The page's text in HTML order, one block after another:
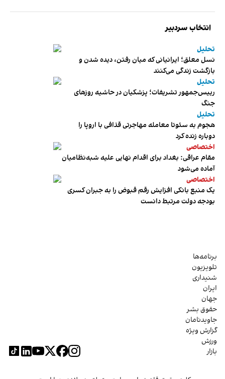
انتخاب سردبیر
تحلیل
نسل معلق؛ ایرانیانی که میان رفتن، دیده شدن و
بازگشت زندگی می‌کنند
تحلیل
رییس‌جمهور تشریفات؛ پزشکیان در حاشیه روزهای
جنگ
تحلیل
هجوم به سئوتا معامله مهاجرتی قذافی با اروپا را
دوباره زنده کرد
اختصاصی
مقام عراقی: بغداد برای اقدام نهایی علیه شبه‌نظامیان
آماده می‌شود
اختصاصی
یک منبع بانکی افزایش رقم قبوض را به جبران کسری
بودجه دولت مرتبط دانست
برنامه‌ها
تلویزیون
شنیداری
ایران
جهان
حقوق بشر
جاویدنامان
گزارش ویژه
ورزش
بازار